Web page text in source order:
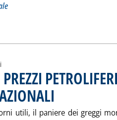
IN $/TONN DEI PREZZI
utili, il paniere dei greggi